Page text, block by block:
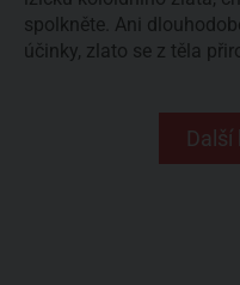
spolkněte. Ani
účinky, zlato se z těla
Další